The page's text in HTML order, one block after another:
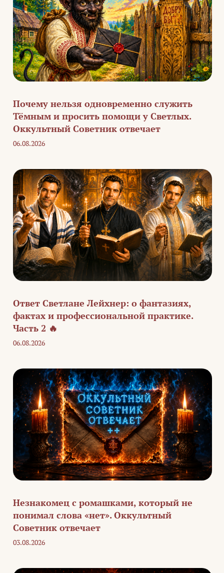
Почему нельзя одновременно служить
Тёмным и просить помощи у Светлых.
Оккультный Советник отвечает
06.08.2026
Ответ Светлане Лейхнер: о фантазиях,
фактах и профессиональной практике.
Часть 2 🔥
06.08.2026
Незнакомец с ромашками, который не
понимал слова «нет». Оккультный
Советник отвечает
03.08.2026